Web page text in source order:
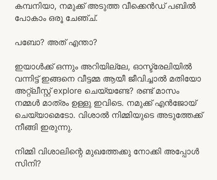
കമ്പനിയാ, നമുക്ക് അടുത്ത വീക്കെൻഡ് പബിൽ
പോകാം ഒരൂ ചേഞ്ച്‌.
പബോ? അത് എന്താ?
ഇയാൾക്ക് ഒന്നും അറിയില്ലേ, ഓസ്ട്രേലിയിൽ
വന്നിട്ട് ഇങ്ങനെ വീട്ടമ്മ ആയീ ജീവിച്ചാൽ മതിയോ
അറ്റ്ലീസ്റ്റ് explore ചെയ്യണ്ടേ? രണ്ട് മാസം
നമ്മൾ മാത്രം ഉള്ളു ഇവിടെ. നമുക്ക് എൻജോയ്
ചെയ്യാമെടോ. വിശാൽ നിമ്മിയുടെ അടുത്തേക്ക്
നീങ്ങി ഇരുന്നു.
നിമ്മി വിശാലിന്റെ മുഖത്തേക്കു നോക്കി അപ്പോൾ
സിനി?